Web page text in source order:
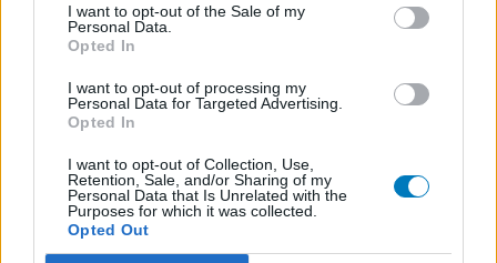
I want to opt-out of the Sale of my
Personal Data.
Opted In
I want to opt-out of processing my
Personal Data for Targeted Advertising.
Opted In
I want to opt-out of Collection, Use,
Retention, Sale, and/or Sharing of my
Personal Data that Is Unrelated with the
Purposes for which it was collected.
Opted Out